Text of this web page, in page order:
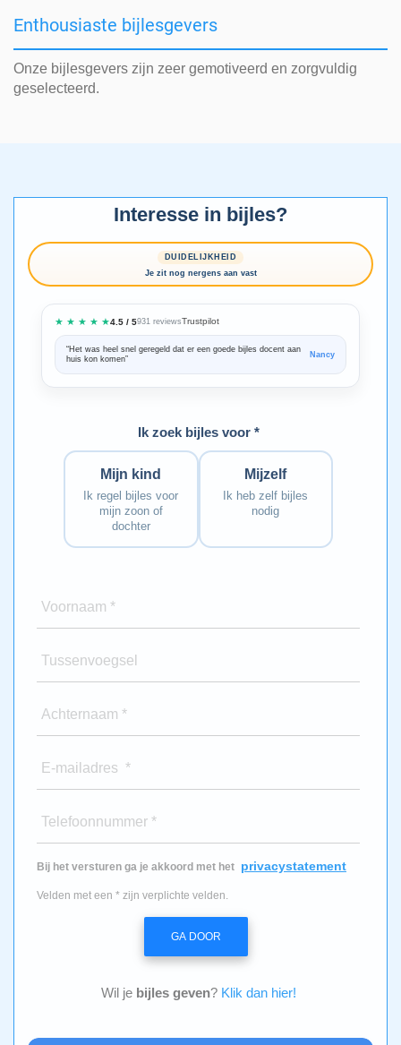
Enthousiaste bijlesgevers
Onze bijlesgevers zijn zeer gemotiveerd en zorgvuldig
geselecteerd.
Interesse in bijles?
DUIDELIJKHEID
Je zit nog nergens aan vast
★ ★ ★ ★ ★4.5 / 5931 reviewsTrustpilot
“Het was heel snel geregeld dat er een goede bijles docent aan
huis kon komen”
Nancy
Ik zoek bijles voor *
Mijn kind
Ik regel bijles voor
mijn zoon of
dochter
Mijzelf
Ik heb zelf bijles
nodig
Voornaam *
Tussenvoegsel
Achternaam *
E-mailadres *
Telefoonnummer *
Bij het versturen ga je akkoord met het privacystatement
Velden met een * zijn verplichte velden.
GA DOOR
Wil je bijles geven? Klik dan hier!